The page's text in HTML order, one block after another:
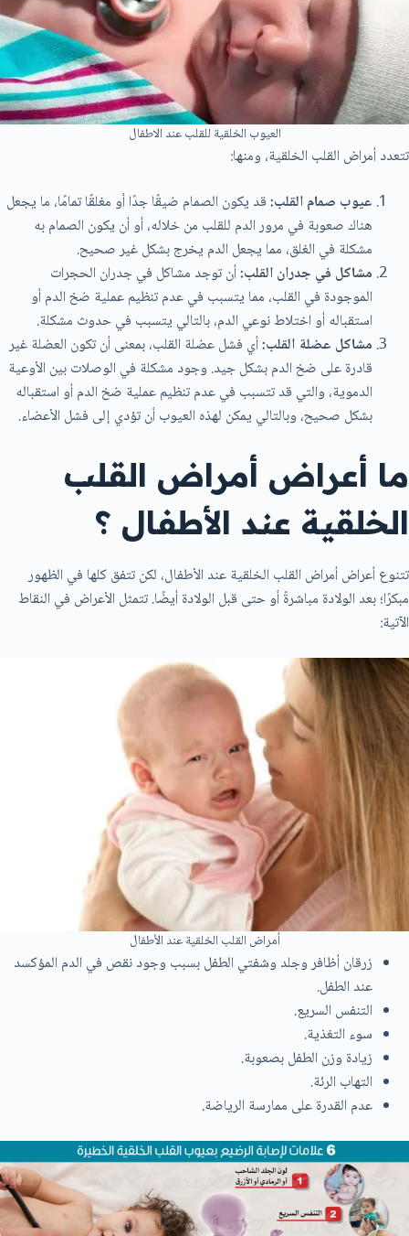
العيوب الخلقية للقلب عند الاطفال
تتعدد أمراض القلب الخلقية، ومنها:
عيوب صمام القلب:قد يكون الصمام ضيقًا جدًا أو مغلقًا تمامًا، ما يجعل
هناك صعوبة في مرور الدم للقلب من خلاله، أو أن يكون الصمام به
مشكلة في الغلق، مما يجعل الدم يخرج بشكل غير صحيح.
مشاكل في جدران القلب:أن توجد مشاكل في جدران الحجرات
الموجودة في القلب، مما يتسبب في عدم تنظيم عملية ضخ الدم أو
استقباله أو اختلاط نوعي الدم، بالتالي يتسبب في حدوث مشكلة.
مشاكل عضلة القلب:أي فشل عضلة القلب، بمعنى أن تكون العضلة غير
قادرة على ضخ الدم بشكل جيد. وجود مشكلة في الوصلات بين الأوعية
الدموية، والتي قد تتسبب في عدم تنظيم عملية ضخ الدم أو استقباله
بشكل صحيح، وبالتالي يمكن لهذه العيوب أن تؤدي إلى فشل الأعضاء.
ما أعراض أمراض القلب
الخلقية عند الأطفال ؟
تتنوع أعراض أمراض القلب الخلقية عند الأطفال، لكن تتفق كلها في الظهور
مبكرًا؛ بعد الولادة مباشرةً أو حتى قبل الولادة أيضًا. تتمثل الأعراض في النقاط
الآتية:
أمراض القلب الخلقية عند الأطفال
زرقان أظافر وجلد وشفتي الطفل بسبب وجود نقص في الدم المؤكسد
عند الطفل.
التنفس السريع.
سوء التغذية.
زيادة وزن الطفل بصعوبة.
التهاب الرئة.
عدم القدرة على ممارسة الرياضة.